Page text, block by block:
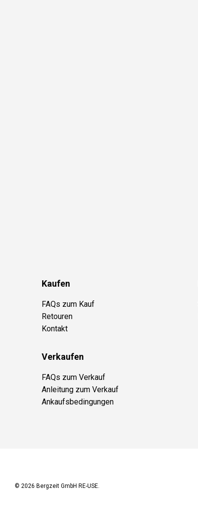
Kaufen
FAQs zum Kauf
Retouren
Kontakt
Verkaufen
FAQs zum Verkauf
Anleitung zum Verkauf
Ankaufsbedingungen
© 2026 Bergzeit GmbH RE-USE.